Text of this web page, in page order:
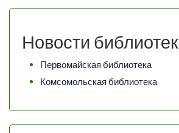
Новости библиотек
Первомайская библиотека
Комсомольская библиотека